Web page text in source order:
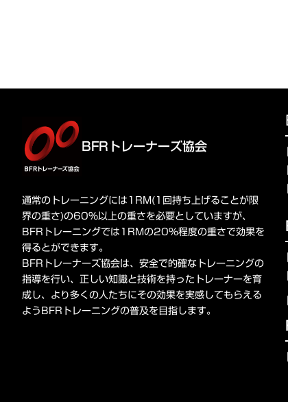
BFRトレーナーズ協会
通常のトレーニングには1RM(1回持ち上げることが限
界の重さ)の60%以上の重さを必要としていますが、
BFRトレーニングでは1RMの20%程度の重さで効果を
得るとができます。
BFRトレーナーズ協会は、安全で的確なトレーニングの
指導を行い、正しい知識と技術を持ったトレーナーを育
成し、より多くの人たちにその効果を実感してもらえる
ようBFRトレーニングの普及を目指します。